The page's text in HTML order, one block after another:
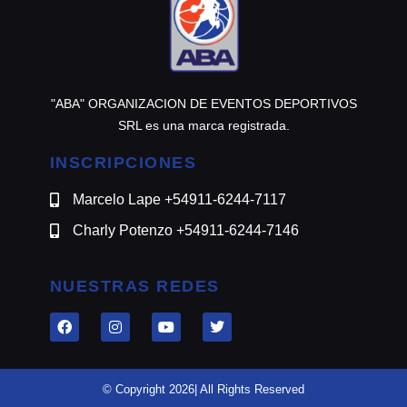
"ABA" ORGANIZACION DE EVENTOS DEPORTIVOS
SRL es una marca registrada.
INSCRIPCIONES
Marcelo Lape +54911-6244-7117
Charly Potenzo +54911-6244-7146
NUESTRAS REDES
© Copyright 2026| All Rights Reserved